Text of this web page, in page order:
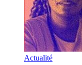
Actualité